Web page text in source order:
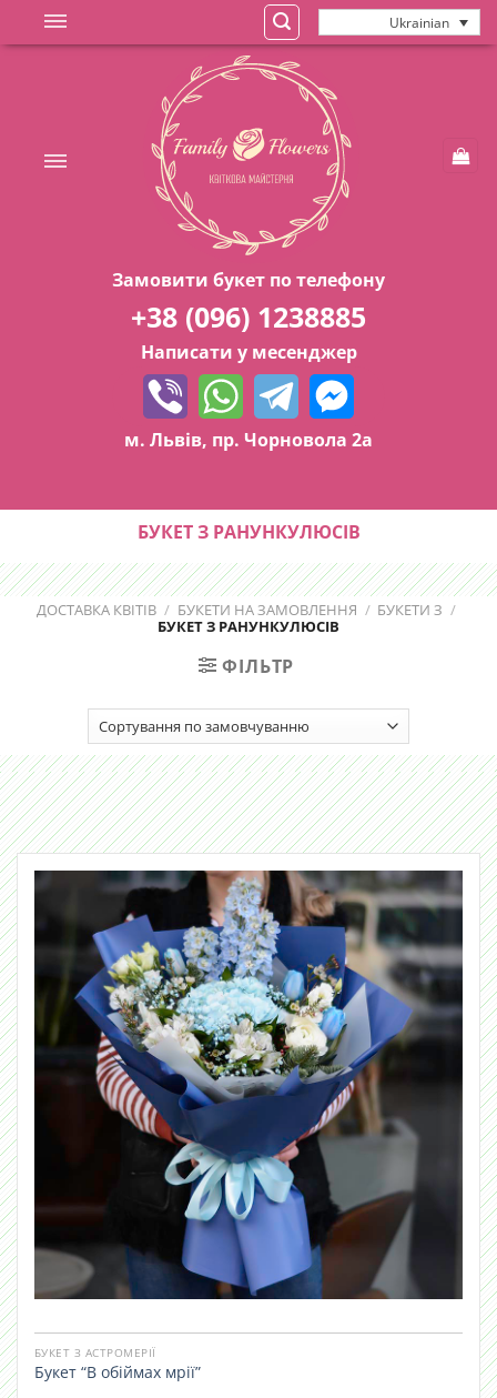
to
Ukrainian
Замовити букет по телефону
+38 (096) 1238885
Написати у месенджер
м. Львів, пр. Чорновола 2а
БУКЕТ З РАНУНКУЛЮСІВ
ДОСТАВКА КВІТІВ / БУКЕТИ НА ЗАМОВЛЕННЯ / БУКЕТИ З /
БУКЕТ З РАНУНКУЛЮСІВ
ФІЛЬТР
БУКЕТ З АСТРОМЕРІЇ
Букет “В обіймах мрії”